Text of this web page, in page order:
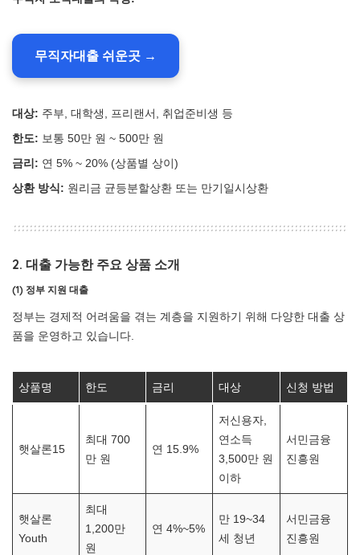
무직자대출 쉬운곳 →
대상: 주부, 대학생, 프리랜서, 취업준비생 등
한도: 보통 50만 원 ~ 500만 원
금리: 연 5% ~ 20% (상품별 상이)
상환 방식: 원리금 균등분할상환 또는 만기일시상환
2. 대출 가능한 주요 상품 소개
(1) 정부 지원 대출
정부는 경제적 어려움을 겪는 계층을 지원하기 위해 다양한 대출 상
품을 운영하고 있습니다.
상품명 한도 금리 대상 신청 방법
햇살론15
최대 700
만 원
연 15.9%
저신용자,
연소득
3,500만 원
이하
서민금융
진흥원
햇살론
Youth
최대
1,200만
원
연 4%~5%
만 19~34
세 청년
서민금융
진흥원